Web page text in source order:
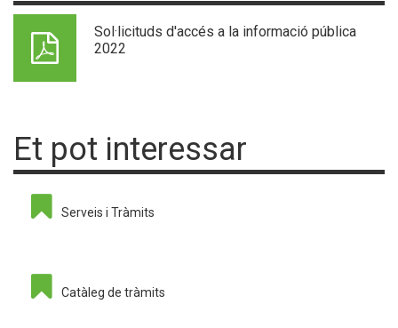
Sol·licituds d'accés a la informació pública
2022
Et pot interessar
Serveis i Tràmits
Catàleg de tràmits